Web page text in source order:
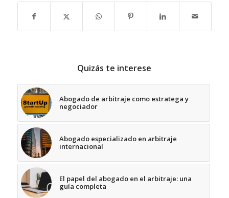
Quizás te interese
Abogado de arbitraje como estratega y
negociador
Abogado especializado en arbitraje
internacional
El papel del abogado en el arbitraje: una
guía completa